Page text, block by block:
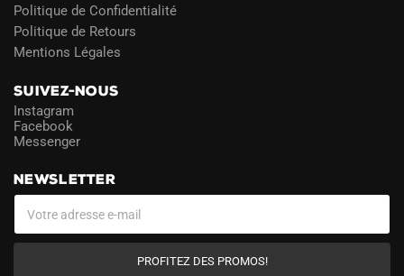
Politique de Confidentialité
Politique de Retours
Mentions Légales
SUIVEZ-NOUS
Instagram
Facebook
Messenger
NEWSLETTER
PROFITEZ DES PROMOS!